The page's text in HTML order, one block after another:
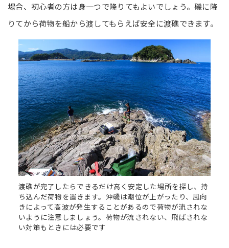
場合、初心者の方は身一つで降りてもよいでしょう。磯に降
りてから荷物を船から渡してもらえば安全に渡礁できます。
渡礁が完了したらできるだけ高く安定した場所を探し、持
ち込んだ荷物を置きます。沖磯は潮位が上がったり、風向
きによって高波が発生することがあるので荷物が流されな
いように注意しましょう。荷物が流されない、飛ばされな
い対策もときには必要です